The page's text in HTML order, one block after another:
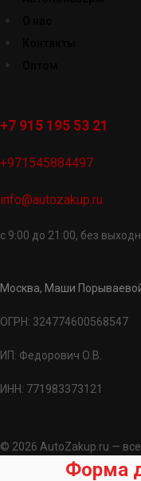
+7 915 195 53 21
+971545884497
info@autozakup.ru
с 9:00 до 21:00, без
Москва, Маши
ОГРН: 324774600568547
ИП: Федорович О.В.
ИНН: 771983373121
© 2026 AutoZakup.ru —
Форма